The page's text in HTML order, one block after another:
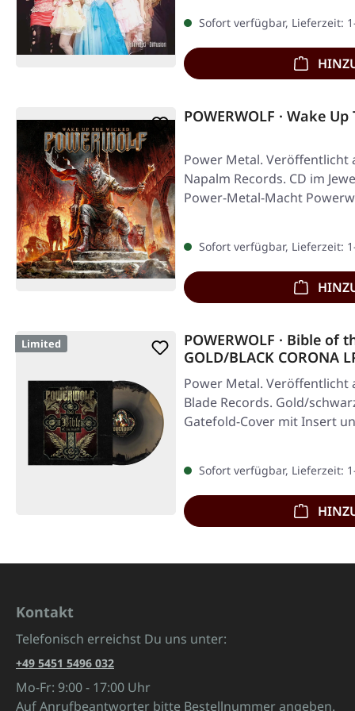
Sofort verfügbar, Lieferzeit:
POWERWOLF · Wake
Power Metal. Veröffentlicht
Napalm Records. CD im
Power-Metal-Macht
Sofort verfügbar, Lieferzeit:
Limited
POWERWOLF · Bible of
GOLD/BLACK CORONA
Power Metal. Veröffentlicht
Blade Records. Gold/
Gatefold-Cover mit Insert
Sofort verfügbar, Lieferzeit:
Kontakt
Telefonisch erreichst Du uns unter:
+49 5451 5496 032
Mo-Fr: 9:00 - 17:00 Uhr
Auf Anrufbeantworter bitte Bestellnummer angeben.